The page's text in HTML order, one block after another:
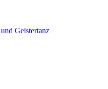
Geistertanz